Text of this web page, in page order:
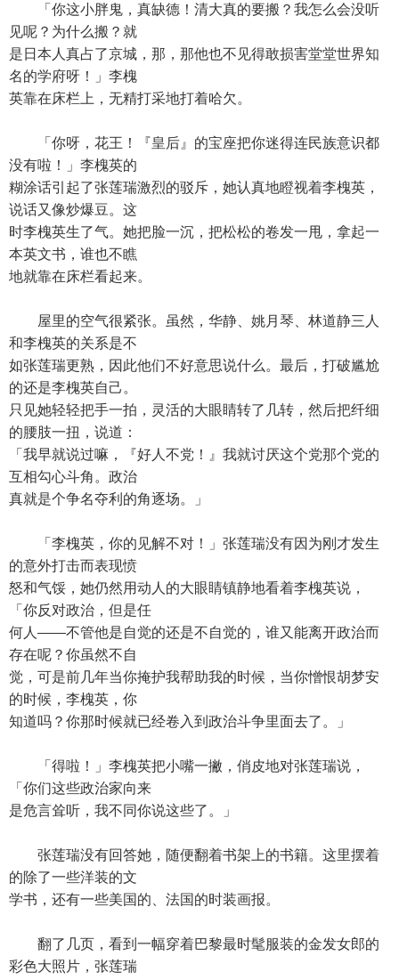
「你这小胖鬼，真缺德！清大真的要搬？我怎么会没听
见呢？为什么搬？就
是日本人真占了京城，那，那他也不见得敢损害堂堂世界知
名的学府呀！」李槐
英靠在床栏上，无精打采地打着哈欠。
「你呀，花王！『皇后』的宝座把你迷得连民族意识都
没有啦！」李槐英的
糊涂话引起了张莲瑞激烈的驳斥，她认真地瞪视着李槐英，
说话又像炒爆豆。这
时李槐英生了气。她把脸一沉，把松松的卷发一甩，拿起一
本英文书，谁也不瞧
地就靠在床栏看起来。
屋里的空气很紧张。虽然，华静、姚月琴、林道静三人
和李槐英的关系是不
如张莲瑞更熟，因此他们不好意思说什么。最后，打破尴尬
的还是李槐英自己。
只见她轻轻把手一拍，灵活的大眼睛转了几转，然后把纤细
的腰肢一扭，说道：
「我早就说过嘛，『好人不党！』我就讨厌这个党那个党的
互相勾心斗角。政治
真就是个争名夺利的角逐场。」
「李槐英，你的见解不对！」张莲瑞没有因为刚才发生
的意外打击而表现愤
怒和气馁，她仍然用动人的大眼睛镇静地看着李槐英说，
「你反对政治，但是任
何人——不管他是自觉的还是不自觉的，谁又能离开政治而
存在呢？你虽然不自
觉，可是前几年当你掩护我帮助我的时候，当你憎恨胡梦安
的时候，李槐英，你
知道吗？你那时候就已经卷入到政治斗争里面去了。」
「得啦！」李槐英把小嘴一撇，俏皮地对张莲瑞说，
「你们这些政治家向来
是危言耸听，我不同你说这些了。」
张莲瑞没有回答她，随便翻着书架上的书籍。这里摆着
的除了一些洋装的文
学书，还有一些美国的、法国的时装画报。
翻了几页，看到一幅穿着巴黎最时髦服装的金发女郎的
彩色大照片，张莲瑞